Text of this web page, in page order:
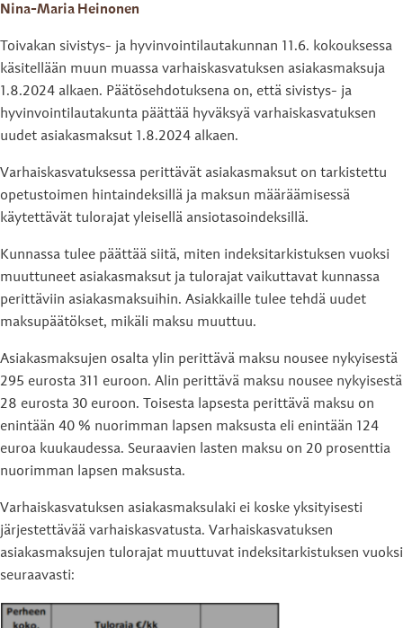
Nina-Maria Heinonen
Toivakan sivistys- ja hyvinvointilautakunnan 11.6. kokouksessa
käsitellään muun muassa varhaiskasvatuksen asiakasmaksuja
1.8.2024 alkaen. Päätösehdotuksena on, että sivistys- ja
hyvinvointilautakunta päättää hyväksyä varhaiskasvatuksen
uudet asiakasmaksut 1.8.2024 alkaen.
Varhaiskasvatuksessa perittävät asiakasmaksut on tarkistettu
opetustoimen hintaindeksillä ja maksun määräämisessä
käytettävät tulorajat yleisellä ansiotasoindeksillä.
Kunnassa tulee päättää siitä, miten indeksitarkistuksen vuoksi
muuttuneet asiakasmaksut ja tulorajat vaikuttavat kunnassa
perittäviin asiakasmaksuihin. Asiakkaille tulee tehdä uudet
maksupäätökset, mikäli maksu muuttuu.
Asiakasmaksujen osalta ylin perittävä maksu nousee nykyisestä
295 eurosta 311 euroon. Alin perittävä maksu nousee nykyisestä
28 eurosta 30 euroon. Toisesta lapsesta perittävä maksu on
enintään 40 % nuorimman lapsen maksusta eli enintään 124
euroa kuukaudessa. Seuraavien lasten maksu on 20 prosenttia
nuorimman lapsen maksusta.
Varhaiskasvatuksen asiakasmaksulaki ei koske yksityisesti
järjestettävää varhaiskasvatusta. Varhaiskasvatuksen
asiakasmaksujen tulorajat muuttuvat indeksitarkistuksen vuoksi
seuraavasti: